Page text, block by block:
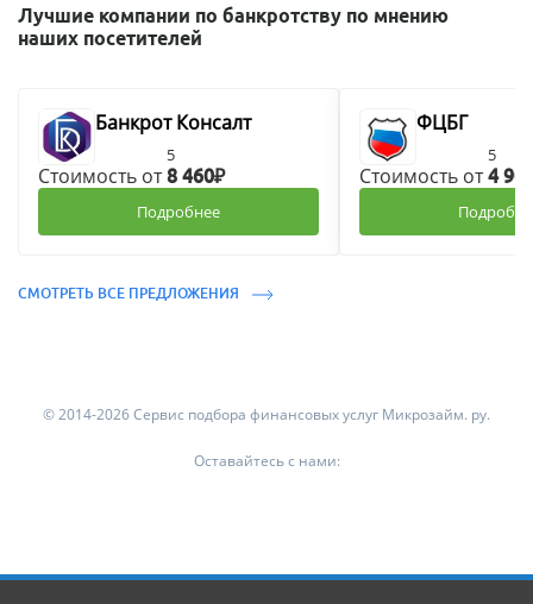
Лучшие компании по банкротству по мнению
наших посетителей
Банкрот Консалт
5
Стоимость от8 460₽
Подробнее
ФЦБГ
5
Стоимость от4
СМОТРЕТЬ ВСЕ ПРЕДЛОЖЕНИЯ
© 2014-2026 Сервис подбора финансовых услуг Микрозайм. ру.
Оставайтесь с нами: